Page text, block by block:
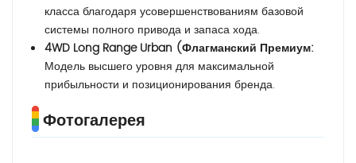
класса благодаря усовершенствованиям базовой
системы полного привода и запаса хода.
4WD Long Range Urban (Флагманский Премиум:
Модель высшего уровня для максимальной
прибыльности и позиционирования бренда.
Фотогалерея